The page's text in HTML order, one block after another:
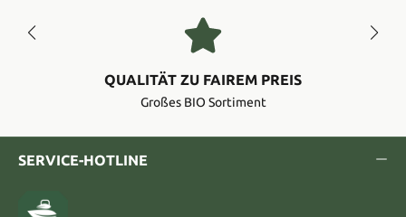
QUALITÄT ZU FAIREM PREIS
Großes BIO Sortiment
SERVICE-HOTLINE